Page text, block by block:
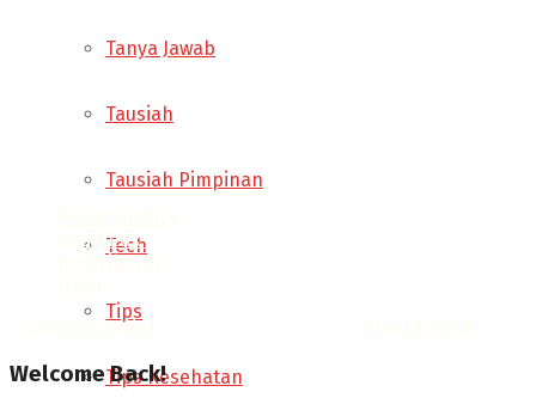
Tanya Jawab
Tausiah
Tausiah Pimpinan
Tech
Tips
Tips Kesehatan
Kode Etik
Kontributor
SatuMedia.Net
Welcome Back!